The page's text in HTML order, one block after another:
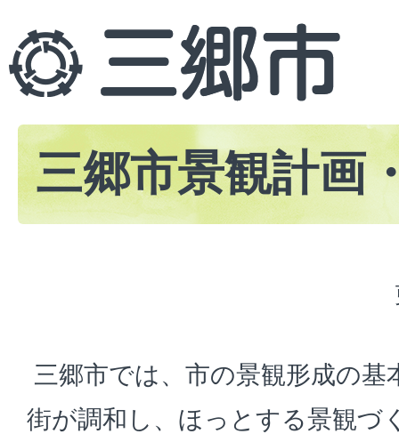
三郷市景観計画
三郷市では、市の景観形成の基
街が調和し、ほっとする景観づ